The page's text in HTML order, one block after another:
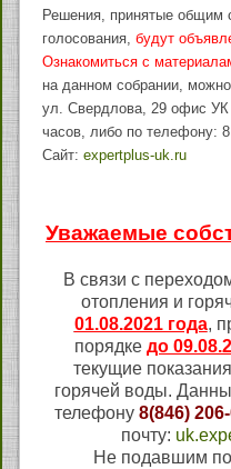
Решения, принятые общим
голосования, будут
Ознакомиться с
на данном собрании,
ул. Свердлова, 29 офис УК
часов, либо по телефону:
Сайт: expertplus-uk.ru
Уважаемые
В связи с
отопления и
01.08.2021 года,
порядке до
текущие
горячей воды.
телефону 8(846)
почту:
Не подавшим